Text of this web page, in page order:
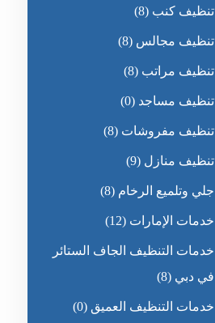
تنظيف كنب (8)
تنظيف مجالس (8)
تنظيف مراتب (8)
تنظيف مساجد (0)
تنظيف مفروشات (8)
تنظيف منازل (9)
جلي وتلميع الرخام (8)
خدمات الإمارات (12)
خدمات التنظيف الجاف الستائر
في دبي (8)
خدمات التنظيف العميق (0)